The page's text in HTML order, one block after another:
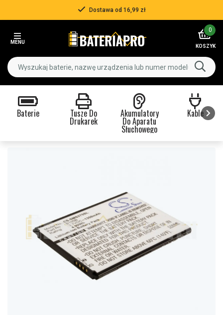
Dostawa od 16,99 zł
MENU
0
KOSZYK
Baterie Tusze Do
Drukarek
Akumulatory
Do Aparatu
Słuchowego
Kable